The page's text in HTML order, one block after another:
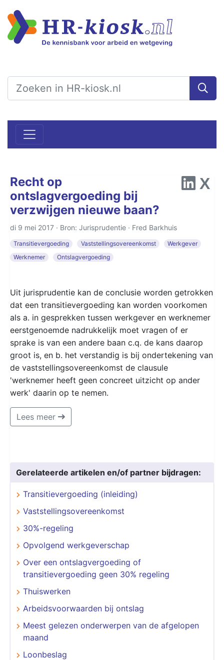
Recht op
ontslagvergoeding bij
verzwijgen nieuwe baan?
di 9 mei 2017 · Bron: Jurisprudentie · Fred Barkhuis
Transitievergoeding Vaststellingsovereenkomst
Werkgever
Werknemer
Ontslagvergoeding
Uit jurisprudentie kan de conclusie worden getrokken
dat een transitievergoeding kan worden voorkomen
als a. in gesprekken tussen werkgever en werknemer
eerstgenoemde nadrukkelijk moet vragen of er
sprake is van een andere baan c.q. de kans daarop
groot is, en b. het verstandig is bij ondertekening van
de vaststellingsovereenkomst de clausule
'werknemer heeft geen concreet uitzicht op ander
werk' daarin op te nemen.
Lees meer
Gerelateerde artikelen en/of partner bijdragen:
Transitievergoeding (inleiding)
Vaststellingsovereenkomst
30%-regeling
Opvolgend werkgeverschap
Over een ontslagvergoeding of
transitievergoeding geen 30% regeling
Thuiswerken
Arbeidsvoorwaarden bij ontslag
Meest gelezen onderwerpen van de afgelopen
maand
Loonbeslag